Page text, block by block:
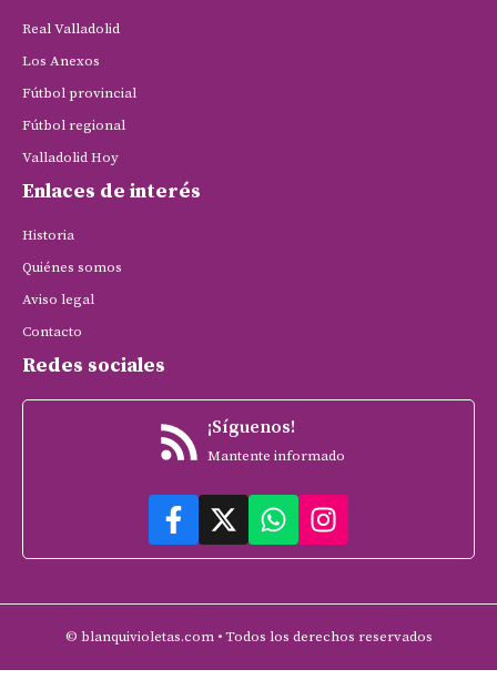
Real Valladolid
Los Anexos
Fútbol provincial
Fútbol regional
Valladolid Hoy
Enlaces de interés
Historia
Quiénes somos
Aviso legal
Contacto
Redes sociales
¡Síguenos!
Mantente informado
© blanquivioletas.com • Todos los derechos reservados